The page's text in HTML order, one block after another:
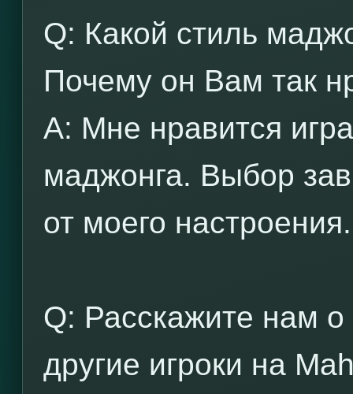
Q: Какой стиль
Почему он Вам так
A: Мне нравится
маджонга. Выбор
от моего настроения.
Q: Расскажите нам
другие игроки на